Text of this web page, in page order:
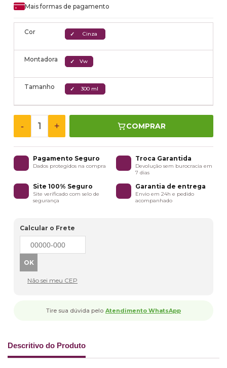
Mais formas de pagamento
Cor Cinza
Montadora Vw
Tamanho 300 ml
- + COMPRAR
Pagamento Seguro
Dados protegidos na compra
Troca Garantida
Devolução sem burocracia em
7 dias
Site 100% Seguro
Site verificado com selo de
segurança
Garantia de entrega
Envio em 24h e pedido
acompanhado
Calcular o Frete
Não sei meu CEP
Tire sua dúvida pelo Atendimento WhatsApp
Descritivo do Produto